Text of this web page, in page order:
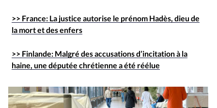
>> France: La justice autorise le prénom Hadès, dieu de
la mort et des enfers
>> Finlande: Malgré des accusations d’incitation à la
haine, une députée chrétienne a été réélue